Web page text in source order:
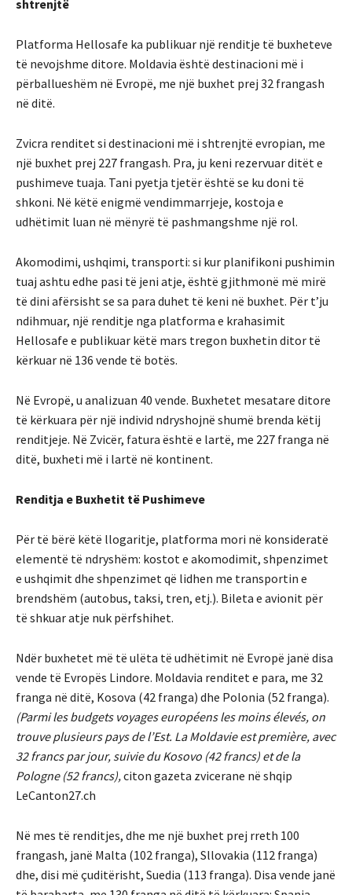
shtrenjtë
Platforma Hellosafe ka publikuar një renditje të buxheteve
të nevojshme ditore. Moldavia është destinacioni më i
përballueshëm në Evropë, me një buxhet prej 32 frangash
në ditë.
Zvicra renditet si destinacioni më i shtrenjtë evropian, me
një buxhet prej 227 frangash. Pra, ju keni rezervuar ditët e
pushimeve tuaja. Tani pyetja tjetër është se ku doni të
shkoni. Në këtë enigmë vendimmarrjeje, kostoja e
udhëtimit luan në mënyrë të pashmangshme një rol.
Akomodimi, ushqimi, transporti: si kur planifikoni pushimin
tuaj ashtu edhe pasi të jeni atje, është gjithmonë më mirë
të dini afërsisht se sa para duhet të keni në buxhet. Për t’ju
ndihmuar, një renditje nga platforma e krahasimit
Hellosafe e publikuar këtë mars tregon buxhetin ditor të
kërkuar në 136 vende të botës.
Në Evropë, u analizuan 40 vende. Buxhetet mesatare ditore
të kërkuara për një individ ndryshojnë shumë brenda këtij
renditjeje. Në Zvicër, fatura është e lartë, me 227 franga në
ditë, buxheti më i lartë në kontinent.
Renditja e Buxhetit të Pushimeve
Për të bërë këtë llogaritje, platforma mori në konsideratë
elementë të ndryshëm: kostot e akomodimit, shpenzimet
e ushqimit dhe shpenzimet që lidhen me transportin e
brendshëm (autobus, taksi, tren, etj.). Bileta e avionit për
të shkuar atje nuk përfshihet.
Ndër buxhetet më të ulëta të udhëtimit në Evropë janë disa
vende të Evropës Lindore. Moldavia renditet e para, me 32
franga në ditë, Kosova (42 franga) dhe Polonia (52 franga).
(Parmi les budgets voyages européens les moins élevés, on
trouve plusieurs pays de l’Est. La Moldavie est première, avec
32 francs par jour, suivie du Kosovo (42 francs) et de la
Pologne (52 francs),citon gazeta zvicerane në shqip
LeCanton27.ch
Në mes të renditjes, dhe me një buxhet prej rreth 100
frangash, janë Malta (102 franga), Sllovakia (112 franga)
dhe, disi më çuditërisht, Suedia (113 franga). Disa vende janë